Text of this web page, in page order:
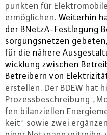
punk­ten für
er­mög­li­chen. Weiterhin
der BNetzA-Fest­le­gung
sor­gungs­net­zen gebeten,
für die nähere
wick­lung zwischen
Be­trei­bern von
erstellen. Der BDEW hat
Pro­zess­be­schrei­bung
fen bi­lan­zi­el­len
keit“ sowie zwei